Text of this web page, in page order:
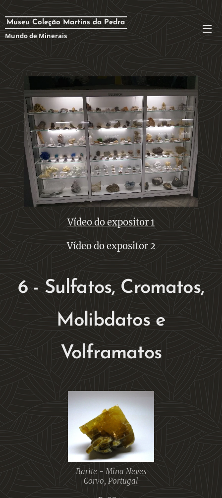
Museu Coleção Martins da Pedra
Mundo de Minerais
Vídeo do expositor 1
Vídeo do expositor 2
6 - Sulfatos, Cromatos,
Molibdatos e
Volframatos
Barite - Mina Neves
Corvo, Portugal